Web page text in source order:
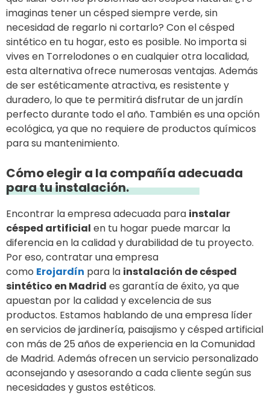
imaginas tener un césped siempre verde, sin
necesidad de regarlo ni cortarlo? Con el césped
sintético en tu hogar, esto es posible. No importa si
vives en Torrelodones o en cualquier otra localidad,
esta alternativa ofrece numerosas ventajas. Además
de ser estéticamente atractiva, es resistente y
duradero, lo que te permitirá disfrutar de un jardín
perfecto durante todo el año. También es una opción
ecológica, ya que no requiere de productos químicos
para su mantenimiento.
Cómo elegir a la compañía adecuada
para tu instalación.
Encontrar la empresa adecuada para instalar
césped artificial en tu hogar puede marcar la
diferencia en la calidad y durabilidad de tu proyecto.
Por eso, contratar una empresa
como Erojardín para la instalación de césped
sintético en Madrid es garantía de éxito, ya que
apuestan por la calidad y excelencia de sus
productos. Estamos hablando de una empresa líder
en servicios de jardinería, paisajismo y césped artificial
con más de 25 años de experiencia en la Comunidad
de Madrid. Además ofrecen un servicio personalizado
aconsejando y asesorando a cada cliente según sus
necesidades y gustos estéticos.